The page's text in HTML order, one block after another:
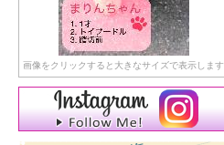
画像をクリックすると大きなサイズで表示します